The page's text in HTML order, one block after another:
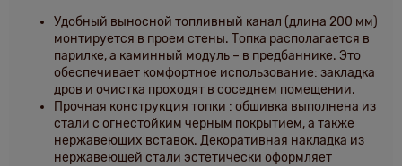
Удобный выносной топливный канал (длина 200 мм)
монтируется в проем стены. Топка располагается в
парилке, а каминный модуль – в предбаннике. Это
обеспечивает комфортное использование: закладка
дров и очистка проходят в соседнем помещении.
Прочная конструкция топки : обшивка выполнена из
стали с огнестойким черным покрытием, а также
нержавеющих вставок. Декоративная накладка из
нержавеющей стали эстетически оформляет